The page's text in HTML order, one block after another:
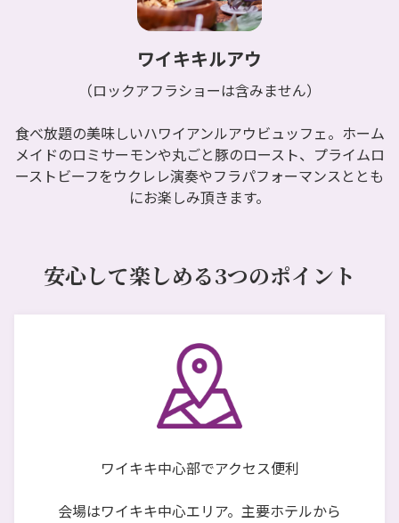
ワイキキルアウ
（ロックアフラショーは含みません）
食べ放題の美味しいハワイアンルアウビュッフェ。ホーム
メイドのロミサーモンや丸ごと豚のロースト、プライムロ
ーストビーフをウクレレ演奏やフラパフォーマンスととも
にお楽しみ頂きます。
安心して楽しめる3つのポイント
ワイキキ中心部でアクセス便利
会場はワイキキ中心エリア。主要ホテルから